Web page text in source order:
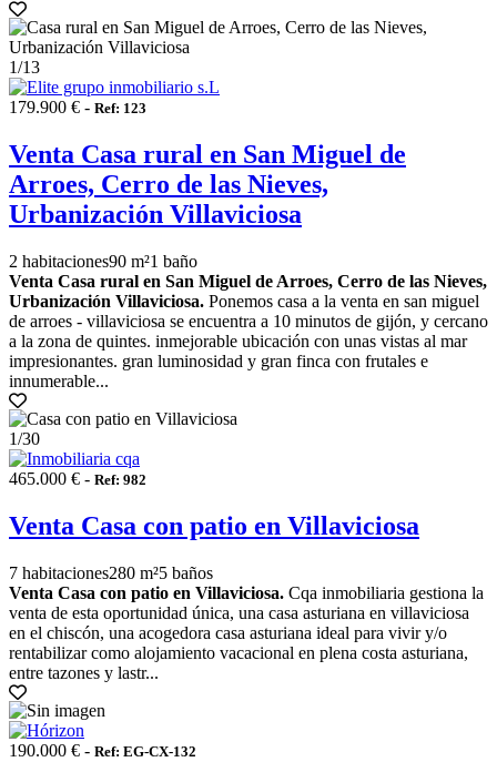
1/13
179.900 € - Ref: 123
Venta Casa rural en San Miguel de
Arroes, Cerro de las Nieves,
Urbanización Villaviciosa
2 habitaciones90 m²1 baño
Venta Casa rural en San Miguel de Arroes, Cerro de las Nieves,
Urbanización Villaviciosa. Ponemos casa a la venta en san miguel
de arroes - villaviciosa se encuentra a 10 minutos de gijón, y cercano
a la zona de quintes. inmejorable ubicación con unas vistas al mar
impresionantes. gran luminosidad y gran finca con frutales e
innumerable...
1/30
465.000 € - Ref: 982
Venta Casa con patio en Villaviciosa
7 habitaciones280 m²5 baños
Venta Casa con patio en Villaviciosa. Cqa inmobiliaria gestiona la
venta de esta oportunidad única, una casa asturiana en villaviciosa
en el chiscón, una acogedora casa asturiana ideal para vivir y/o
rentabilizar como alojamiento vacacional en plena costa asturiana,
entre tazones y lastr...
190.000 € - Ref: EG-CX-132